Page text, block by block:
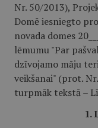
Nr. 50/2013),
Domē iesniegto
novada domes
lēmumu "Par
dzīvojamo māju
veikšanai" (prot.
turpmāk tekstā –
1.